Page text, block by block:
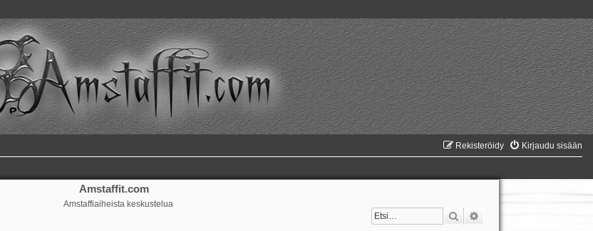
Kirjaudu sisään
Rekisteröidy
Amstaffit.com
Amstaffiaiheista keskustelua
Etsi